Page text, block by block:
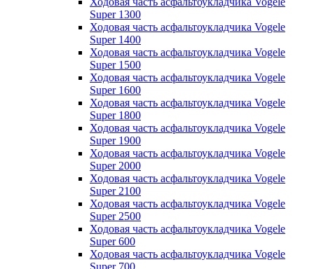
Super 1300
Ходовая часть асфальтоукладчика Vogele
Super 1400
Ходовая часть асфальтоукладчика Vogele
Super 1500
Ходовая часть асфальтоукладчика Vogele
Super 1600
Ходовая часть асфальтоукладчика Vogele
Super 1800
Ходовая часть асфальтоукладчика Vogele
Super 1900
Ходовая часть асфальтоукладчика Vogele
Super 2000
Ходовая часть асфальтоукладчика Vogele
Super 2100
Ходовая часть асфальтоукладчика Vogele
Super 2500
Ходовая часть асфальтоукладчика Vogele
Super 600
Ходовая часть асфальтоукладчика Vogele
Super 700